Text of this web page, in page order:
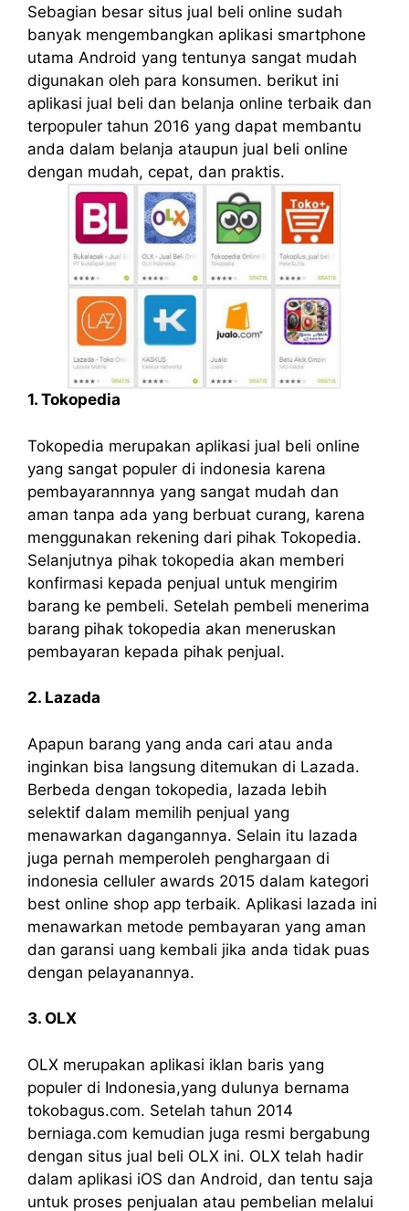
Sebagian besar situs jual beli online sudah
banyak mengembangkan aplikasi smartphone
utama Android yang tentunya sangat mudah
digunakan oleh para konsumen. berikut ini
aplikasi jual beli dan belanja online terbaik dan
terpopuler tahun 2016 yang dapat membantu
anda dalam belanja ataupun jual beli online
dengan mudah, cepat, dan praktis.
1. Tokopedia
Tokopedia merupakan aplikasi jual beli online
yang sangat populer di indonesia karena
pembayarannnya yang sangat mudah dan
aman tanpa ada yang berbuat curang, karena
menggunakan rekening dari pihak Tokopedia.
Selanjutnya pihak tokopedia akan memberi
konfirmasi kepada penjual untuk mengirim
barang ke pembeli. Setelah pembeli menerima
barang pihak tokopedia akan meneruskan
pembayaran kepada pihak penjual.
2. Lazada
Apapun barang yang anda cari atau anda
inginkan bisa langsung ditemukan di Lazada.
Berbeda dengan tokopedia, lazada lebih
selektif dalam memilih penjual yang
menawarkan dagangannya. Selain itu lazada
juga pernah memperoleh penghargaan di
indonesia celluler awards 2015 dalam kategori
best online shop app terbaik. Aplikasi lazada ini
menawarkan metode pembayaran yang aman
dan garansi uang kembali jika anda tidak puas
dengan pelayanannya.
3. OLX
OLX merupakan aplikasi iklan baris yang
populer di Indonesia,yang dulunya bernama
tokobagus.com. Setelah tahun 2014
berniaga.com kemudian juga resmi bergabung
dengan situs jual beli OLX ini. OLX telah hadir
dalam aplikasi iOS dan Android, dan tentu saja
untuk proses penjualan atau pembelian melalui